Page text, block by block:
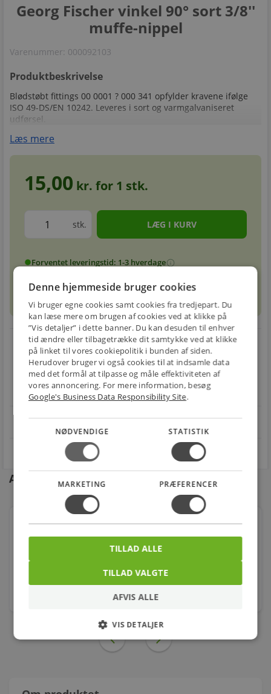
Georg Fischer vinkel 90° sort 3/8''
muffe-nippel
Varenummer: 000092103
Produktbeskrivelse
Blødstøbt fittings 00 0001 ? 000 341 opfylder kravene ifølge
ISO 49-DS/EN 10242. Leveres i sort og varmgalvaniseret
udførsel.
Læs mere
15,00 kr. for 1 stk.
stk.
circleForventet leveringstid: 1-3 hverdageinfo
Prismatch
E-MÆRKET
Handle trygt hos
os
local_shipping
BILLIG
FRAGT
Fra 49,00 kr.
restart_alt
30 DAGES
RETUR
Nem returnering
star
Andre kunder købte også
Georg Fischer vinkel 90° sort 1/2'' muffe-muffe
Varenr.: 000090104
6,00
Denne hjemmeside bruger cookies
Vi bruger egne cookies samt cookies fra tredjepart. Du
kan læse mere om brugen af cookies ved at klikke på
”Vis detaljer” i dette banner. Du kan desuden til enhver
tid ændre eller tilbagetrække dit samtykke ved at klikke
på linket til vores cookiepolitik i bunden af siden.
Herudover bruger vi også cookies til at indsamle data
med det formål at tilpasse og måle effektiviteten af
vores annoncering. For mere information, besøg
Google's Business Data Responsibility Site.
NØDVENDIGE STATISTIK
MARKETING PRÆFERENCER
TILLAD VALGTE
TILLAD ALLE
AFVIS ALLE
VIS DETALJER